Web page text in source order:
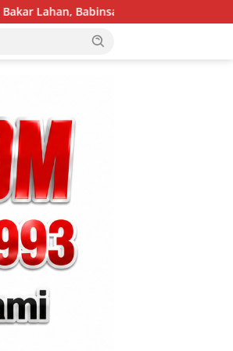
Bhabinkamtibmas Gencar Edukasi